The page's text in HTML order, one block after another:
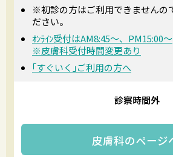
※初診の方はご利用できませんの
ださい。
ｵﾝﾗｲﾝ受付はAM8:45〜、PM15:00〜
※皮膚科受付時間変更あり
｢すぐいく｣ご利用の方へ
診察時間外
皮膚科のページ